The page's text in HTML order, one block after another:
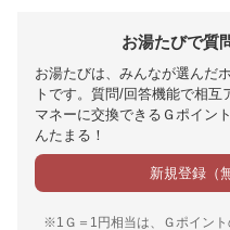
お湯たびで質
お湯たびは、みんなが選んだ
トです。質問/回答機能で相
マネーに交換できるＧポイン
んたまる！
新規登録（
※1Ｇ＝1円相当は、Ｇポイント